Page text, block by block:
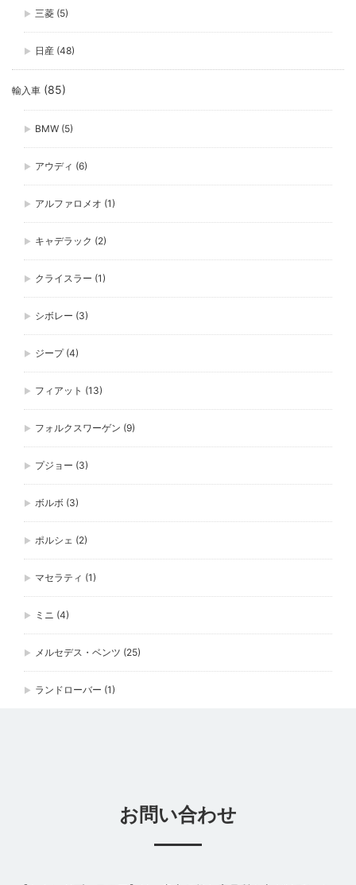
三菱 (5)
日産 (48)
輸入車 (85)
BMW (5)
アウディ (6)
アルファロメオ (1)
キャデラック (2)
クライスラー (1)
シボレー (3)
ジープ(4)
フィアット (13)
フォルクスワーゲン (9)
プジョー (3)
ボルボ (3)
ポルシェ (2)
マセラティ (1)
ミニ (4)
メルセデス・ベンツ (25)
ランドローバー (1)
お問い合わせ